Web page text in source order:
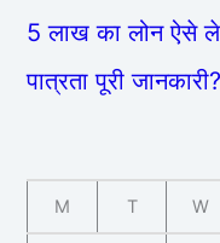
5 लाख का लोन ऐसे
पात्रता पूरी जानकारी?
M T W